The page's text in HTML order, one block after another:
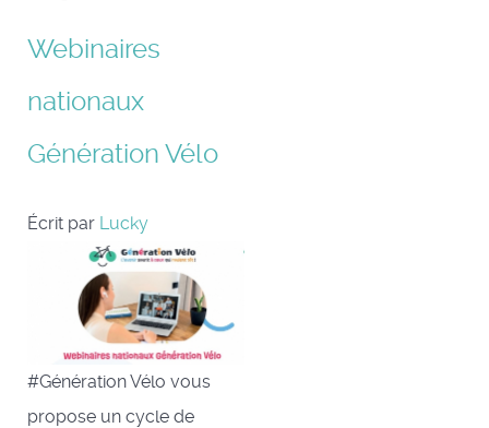
Webinaires
nationaux
Génération Vélo
Écrit par Lucky
#Génération Vélo vous
propose un cycle de